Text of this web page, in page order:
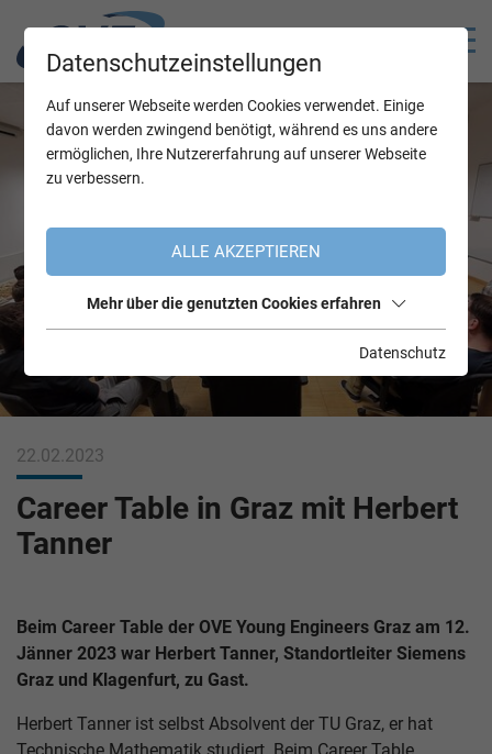
22.02.2023
Career Table in Graz mit Herbert
Tanner
Beim Career Table der OVE Young Engineers Graz am 12.
Jänner 2023 war Herbert Tanner, Standortleiter Siemens
Graz und Klagenfurt, zu Gast.
Herbert Tanner ist selbst Absolvent der TU Graz, er hat
Datenschutzeinstellungen
Auf unserer Webseite werden Cookies verwendet. Einige
davon werden zwingend benötigt, während es uns andere
ermöglichen, Ihre Nutzererfahrung auf unserer Webseite
zu verbessern.
ALLE AKZEPTIEREN
Mehr über die genutzten Cookies erfahren
Datenschutz